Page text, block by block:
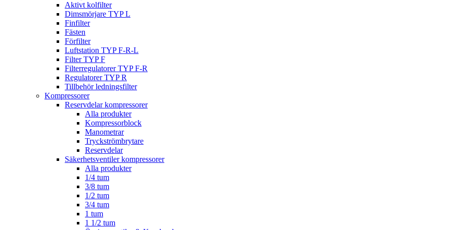
Aktivt kolfilter
Dimsmörjare TYP L
Finfilter
Fästen
Förfilter
Luftstation TYP F-R-L
Filter TYP F
Filterregulatorer TYP F-R
Regulatorer TYP R
Tillbehör ledningsfilter
Kompressorer
Reservdelar kompressorer
Alla produkter
Kompressorblock
Manometrar
Tryckströmbrytare
Reservdelar
Säkerhetsventiler kompressorer
Alla produkter
1/4 tum
3/8 tum
1/2 tum
3/4 tum
1 tum
1 1/2 tum